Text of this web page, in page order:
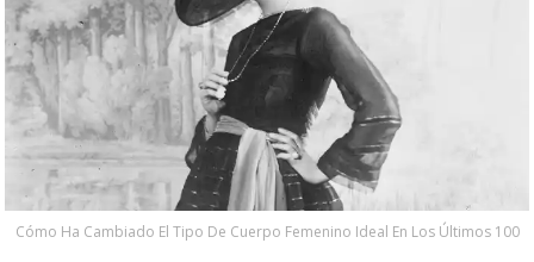
Cómo Ha Cambiado El Tipo De Cuerpo Femenino Ideal En Los Últimos 100